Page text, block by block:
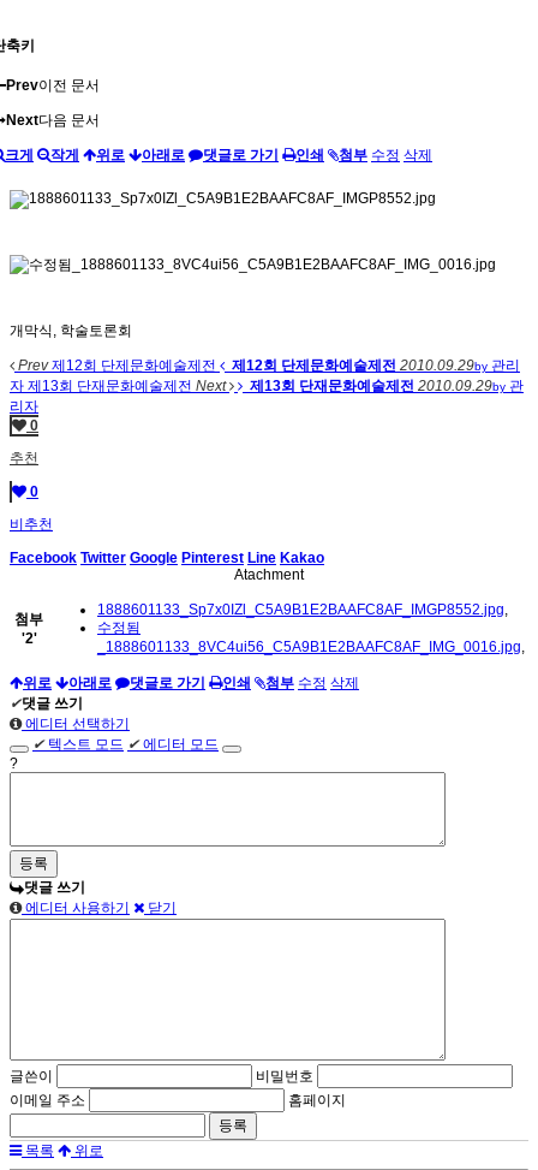
축키
Prev이전 문서
Next다음 문서
크게 작게 위로 아래로 댓글로 가기 인쇄 첨부 수정 삭제
개막식, 학술토론회
Prev제12회 단제문화예술제전 제12회 단제문화예술제전 2010.09.29by 관리
자 제13회 단재문화예술제전 Next 제13회 단재문화예술제전 2010.09.29by 관
리자
0
추천
0
비추천
Facebook Twitter Google Pinterest Line Kakao
Atachment
첨부
'2'
1888601133_Sp7x0IZl_C5A9B1E2BAAFC8AF_IMGP8552.jpg,
수정됨
_1888601133_8VC4ui56_C5A9B1E2BAAFC8AF_IMG_0016.jpg,
위로 아래로 댓글로 가기 인쇄 첨부 수정 삭제
✔댓글 쓰기
에디터 선택하기
✔ 텍스트 모드 ✔에디터 모드
?
댓글 쓰기
에디터 사용하기
닫기
글쓴이
비밀번호
이메일 주소
홈페이지
목록 위로